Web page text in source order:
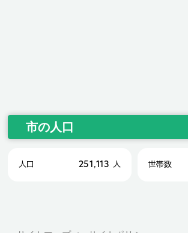
市の人口
人口 251,113 人 世帯数